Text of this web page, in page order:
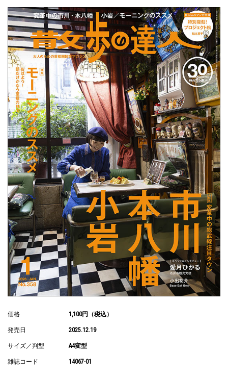
価格 1,100円（税込）
発売日 2025.12.19
サイズ／判型 A4変型
雑誌コード 14067-01